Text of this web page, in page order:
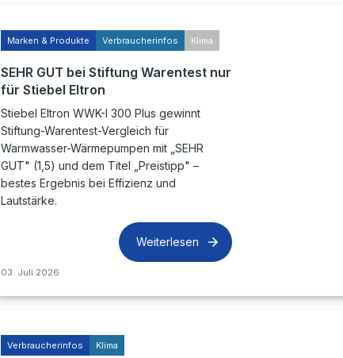
Marken & Produkte Verbraucherinfos Klima
SEHR GUT bei Stiftung Warentest nur
für Stiebel Eltron
Stiebel Eltron WWK-I 300 Plus gewinnt
Stiftung-Warentest-Vergleich für
Warmwasser-Wärmepumpen mit „SEHR
GUT" (1,5) und dem Titel „Preistipp" –
bestes Ergebnis bei Effizienz und
Lautstärke.
03. Juli 2026
Weiterlesen
Verbraucherinfos Klima